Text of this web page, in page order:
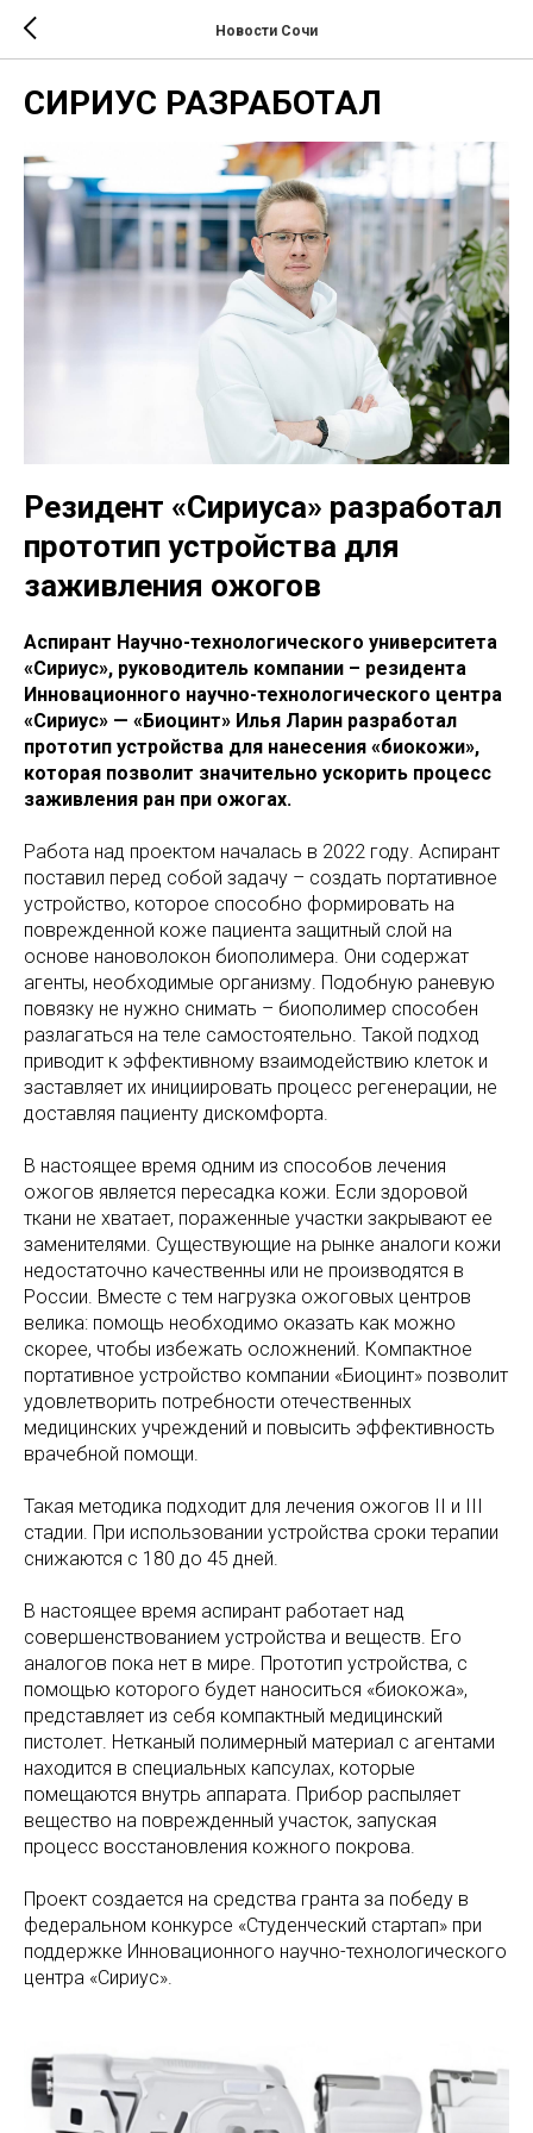
Новости Сочи
СИРИУС РАЗРАБОТАЛ
Резидент «Сириуса» разработал
прототип устройства для
заживления ожогов
Аспирант Научно-технологического университета
«Сириус», руководитель компании – резидента
Инновационного научно-технологического центра
«Сириус» — «Биоцинт» Илья Ларин разработал
прототип устройства для нанесения «биокожи»,
которая позволит значительно ускорить процесс
заживления ран при ожогах.
Работа над проектом началась в 2022 году. Аспирант
поставил перед собой задачу – создать портативное
устройство, которое способно формировать на
поврежденной коже пациента защитный слой на
основе нановолокон биополимера. Они содержат
агенты, необходимые организму. Подобную раневую
повязку не нужно снимать – биополимер способен
разлагаться на теле самостоятельно. Такой подход
приводит к эффективному взаимодействию клеток и
заставляет их инициировать процесс регенерации, не
доставляя пациенту дискомфорта.
В настоящее время одним из способов лечения
ожогов является пересадка кожи. Если здоровой
ткани не хватает, пораженные участки закрывают ее
заменителями. Существующие на рынке аналоги кожи
недостаточно качественны или не производятся в
России. Вместе с тем нагрузка ожоговых центров
велика: помощь необходимо оказать как можно
скорее, чтобы избежать осложнений. Компактное
портативное устройство компании «Биоцинт» позволит
удовлетворить потребности отечественных
медицинских учреждений и повысить эффективность
врачебной помощи.
Такая методика подходит для лечения ожогов II и III
стадии. При использовании устройства сроки терапии
снижаются с 180 до 45 дней.
В настоящее время аспирант работает над
совершенствованием устройства и веществ. Его
аналогов пока нет в мире. Прототип устройства, с
помощью которого будет наноситься «биокожа»,
представляет из себя компактный медицинский
пистолет. Нетканый полимерный материал с агентами
находится в специальных капсулах, которые
помещаются внутрь аппарата. Прибор распыляет
вещество на поврежденный участок, запуская
процесс восстановления кожного покрова.
Проект создается на средства гранта за победу в
федеральном конкурсе «Студенческий стартап» при
поддержке Инновационного научно-технологического
центра «Сириус».